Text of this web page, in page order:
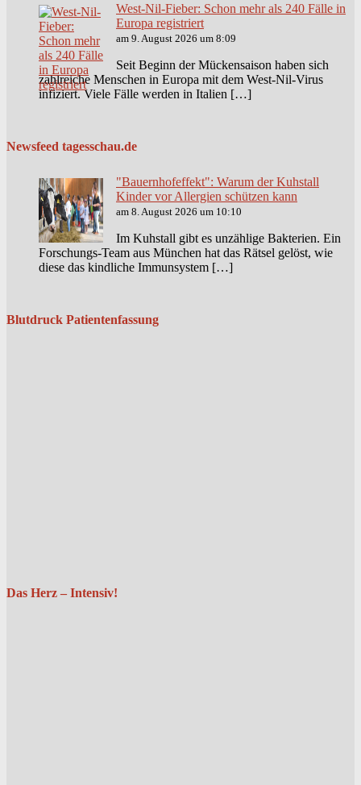
West-Nil-Fieber: Schon mehr als 240 Fälle in
Europa registriert
am 9. August 2026 um 8:09
Seit Beginn der Mückensaison haben sich
zahlreiche Menschen in Europa mit dem West-Nil-Virus
infiziert. Viele Fälle werden in Italien […]
Newsfeed tagesschau.de
"Bauernhofeffekt": Warum der Kuhstall
Kinder vor Allergien schützen kann
am 8. August 2026 um 10:10
Im Kuhstall gibt es unzählige Bakterien. Ein
Forschungs-Team aus München hat das Rätsel gelöst, wie
diese das kindliche Immunsystem […]
Blutdruck Patientenfassung
Das Herz – Intensiv!